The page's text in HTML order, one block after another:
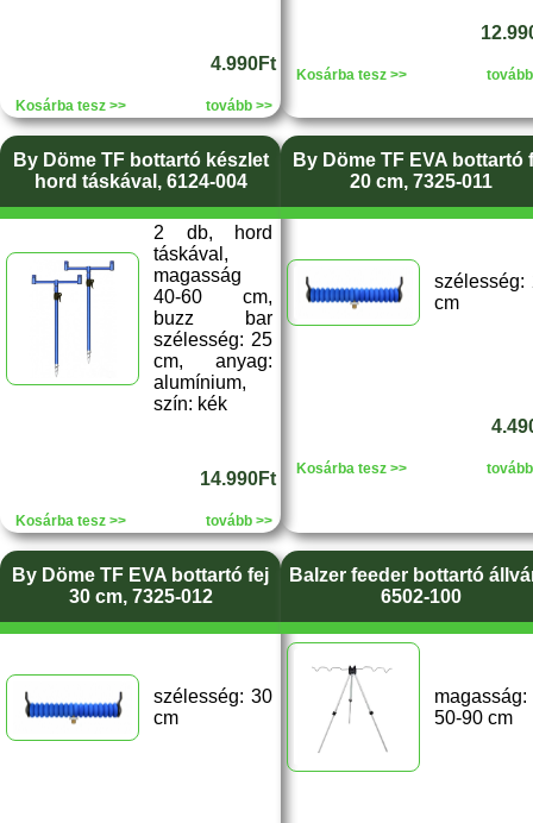
4.990Ft
Kosárba tesz >> tovább >>
Kosárba tesz >>
By Döme TF bottartó készlet
hord táskával, 6124-004
2 db, hord
táskával,
magasság
40-60 cm,
buzz bar
szélesség: 25
cm, anyag:
alumínium,
szín: kék
14.990Ft
Kosárba tesz >> tovább >>
By Döme TF EVA bottartó
20 cm, 7325-011
szélesség:
cm
Kosárba tesz >>
By Döme TF EVA bottartó fej
30 cm, 7325-012
szélesség: 30
cm
Balzer feeder bottartó
6502-100
magasság:
50-90 cm